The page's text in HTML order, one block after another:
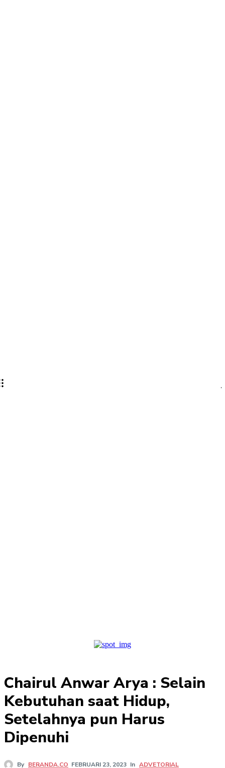
Chairul Anwar Arya : Selain
Kebutuhan saat Hidup,
Setelahnya pun Harus
Dipenuhi
By BERANDA.CO FEBRUARI 23, 2023 In ADVETORIAL